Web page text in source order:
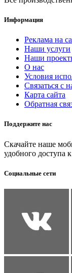
Информация
Реклама на
Наши услуги
Наши
О нас
Условия
Связаться с
Карта сайта
Обратная
Поддержите нас
Скачайте наше
удобного доступа
Социальные сети